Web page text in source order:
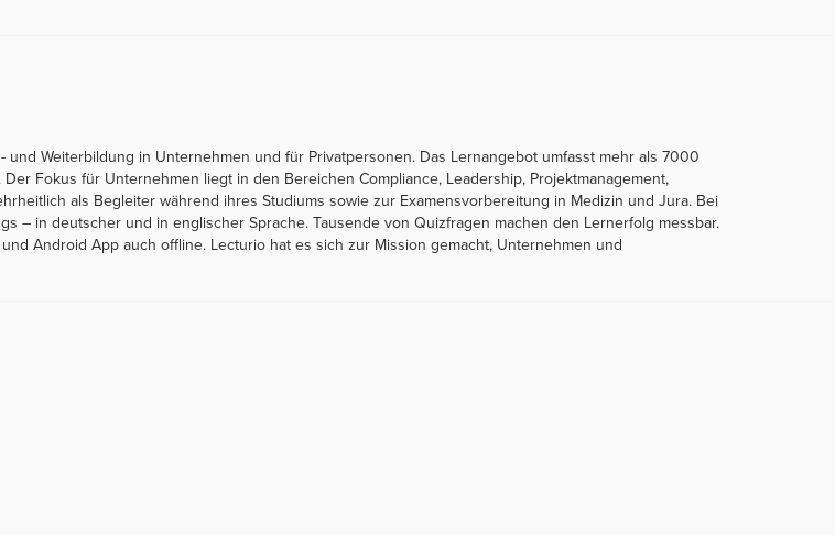
Weiterbildung in Unternehmen und für Privatpersonen. Das Lernangebot umfasst mehr als 7000
Fokus für Unternehmen liegt in den Bereichen Compliance, Leadership, Projektmanagement,
als Begleiter während ihres Studiums sowie zur Examensvorbereitung in Medizin und Jura. Bei
– in deutscher und in englischer Sprache. Tausende von Quizfragen machen den Lernerfolg messbar.
Android App auch offline. Lecturio hat es sich zur Mission gemacht, Unternehmen und